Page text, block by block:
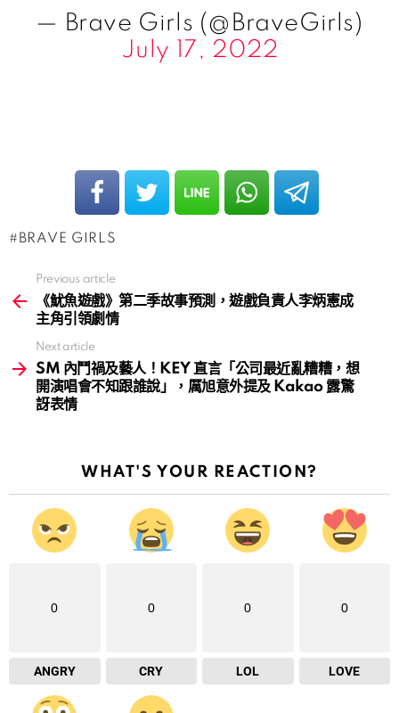
— Brave Girls (@BraveGirls)
July 17, 2022
BRAVE GIRLS
more
Previous article
《魷魚遊戲》第二季故事預測，遊戲負責人李炳憲成
主角引領劇情
Next article
SM 內鬥禍及藝人！KEY 直言「公司最近亂糟糟，想
開演唱會不知跟誰說」，厲旭意外提及 Kakao 露驚
訝表情
WHAT'S YOUR REACTION?
0
ANGRY
0
CRY
0
LOL
0
LOVE